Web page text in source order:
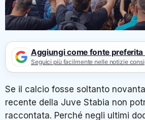
Aggiungi come fonte preferita
Seguici più facilmente nelle notizie
Se il calcio fosse soltanto
recente della Juve Stabia non
raccontata. Perché negli ultimi